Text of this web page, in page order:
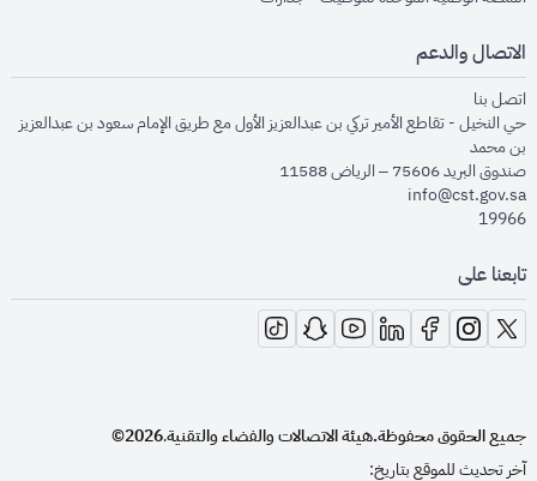
الاتصال والدعم
اتصل بنا
حي النخيل - تقاطع الأمير تركي بن عبدالعزيز الأول مع طريق الإمام سعود بن عبدالعزيز
بن محمد
صندوق البريد 75606 – الرياض 11588
info@cst.gov.sa
19966
تابعنا على
opens in new window
opens in new window
opens in new window
opens in new window
opens in new window
opens in new window
opens in new window
جميع الحقوق محفوظة.هيئة الاتصالات والفضاء والتقنية.
2026©
آخر تحديث للموقع بتاريخ: